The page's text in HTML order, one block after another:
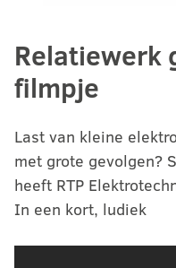
Relatiewerk
filmpje
Last van kleine
met grote gevolgen?
heeft RTP
In een kort, ludiek